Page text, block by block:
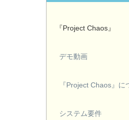
『Project Chaos』
デモ動画
『Project Chaos』に
システム要件